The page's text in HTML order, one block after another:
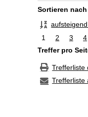
Zu den
Sortieren nach
1
2 3 4
Treffer pro
Trefferliste
Trefferliste